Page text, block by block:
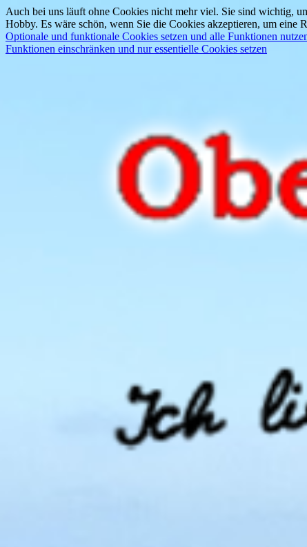
Auch bei uns läuft ohne Cookies nicht mehr viel. Sie sind wichtig,
Hobby. Es wäre schön, wenn Sie die Cookies akzeptieren, um
Optionale und funktionale Cookies setzen und alle Funktionen
Funktionen einschränken und nur essentielle Cookies setzen